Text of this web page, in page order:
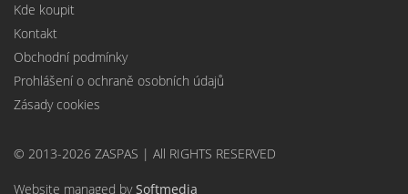
Kde koupit
Kontakt
Obchodní podmínky
Prohlášení o ochraně osobních údajů
Zásady cookies
© 2013-2026 ZASPAS | All RIGHTS RESERVED
Website managed bySoftmedia